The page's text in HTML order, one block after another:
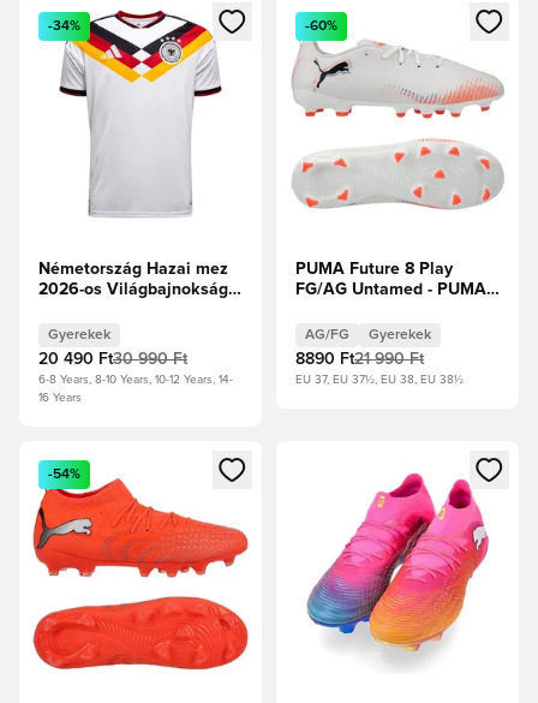
Megnyit egy modált a bejelentkezéshez vagy a tagként
-34%
Németország Hazai mez
2026-os Világbajnokság
Gyerekek
20 490 Ft30 990 Ft
6-8 Years, 8-10 Years, 10-12 Years, 14-
16 Years
Megnyit egy modált a
-60%
PUMA Future 8 Play
FG/AG Untamed - PUMA
piros Gyerek
AG/FG Gyerekek
8890 Ft21 990 Ft
EU 37, EU 37½, EU 38, EU 38½
Megnyit egy modált a bejelentkezéshez vagy a tagként
-54%
Megnyit egy modált a